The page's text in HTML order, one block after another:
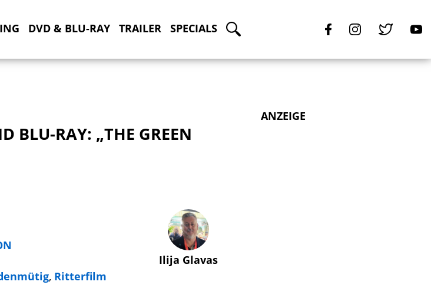
DVD & BLU-RAY TRAILER SPECIALS
BLU-RAY: „THE GREEN
, Ritterfilm
Ilija Glavas
ANZEIGE